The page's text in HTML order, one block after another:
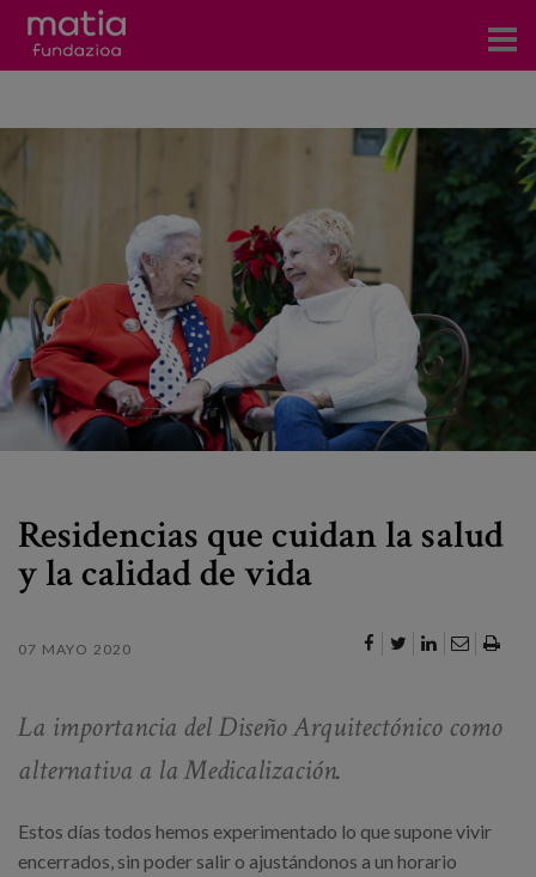
Contacto
Noticias
Blog
Prensa
Canal de denuncias
Residencias que cuidan la salud
y la calidad de vida
07 MAYO 2020
La importancia del Diseño Arquitectónico como
alternativa a la Medicalización.
Estos días todos hemos experimentado lo que supone vivir
encerrados, sin poder salir o ajustándonos a un horario